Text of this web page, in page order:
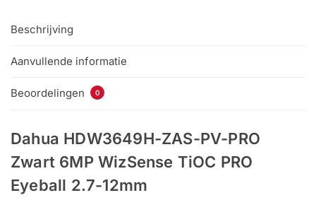
Beschrijving
Aanvullende informatie
Beoordelingen 0
Dahua HDW3649H-ZAS-PV-PRO
Zwart 6MP WizSense TiOC PRO
Eyeball 2.7-12mm